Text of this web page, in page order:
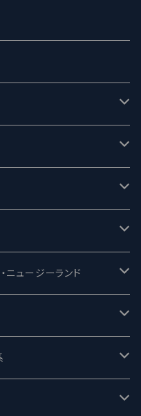
ング
リー
Brewing
アス
クネス
ニュージーランド
ジー
ーターズ